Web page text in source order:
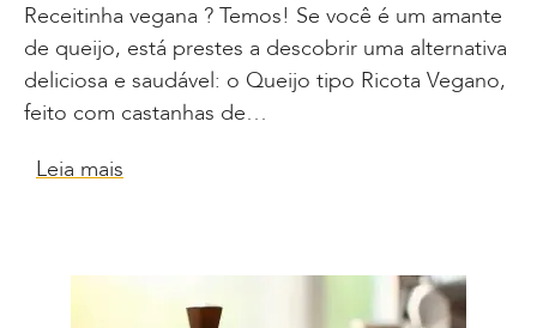
Receitinha vegana ? Temos! Se você é um amante
de queijo, está prestes a descobrir uma alternativa
deliciosa e saudável: o Queijo tipo Ricota Vegano,
feito com castanhas de…
Leia mais